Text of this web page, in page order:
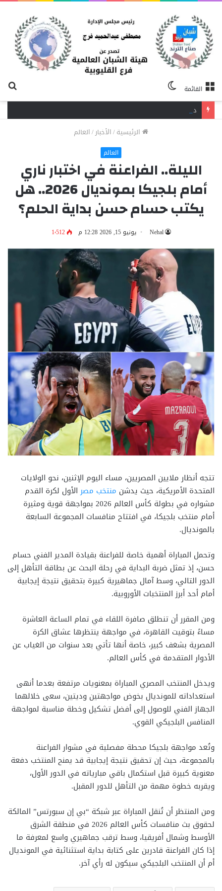
القائمة
المظلم
الرئيسية/الأخبار/العالم
العالم
الليلة.. الفراعنة في اختبار ناري
أمام بلجيكا بمونديال 2026.. هل
يكتب حسام حسن بداية الحلم؟
Nehal يونيو 15, 2026 12:28 م 1٬512
تتجه أنظار ملايين المصريين، مساء اليوم الإثنين، نحو الولايات
المتحدة الأمريكية، حيث يدشن منتخب مصر الأول لكرة القدم
مشواره في بطولة كأس العالم 2026 بمواجهة قوية ومثيرة
أمام منتخب بلجيكا، في افتتاح منافسات المجموعة السابعة
بالمونديال.
وتحمل المباراة أهمية خاصة للفراعنة بقيادة المدير الفني حسام
حسن، إذ تمثل ضربة البداية في رحلة البحث عن بطاقة التأهل إلى
الدور التالي، وسط آمال جماهيرية كبيرة بتحقيق نتيجة إيجابية
أمام أحد أبرز المنتخبات الأوروبية.
ومن المقرر أن تنطلق صافرة اللقاء في تمام الساعة العاشرة
مساءً بتوقيت القاهرة، في مواجهة ينتظرها عشاق الكرة
المصرية بشغف كبير، خاصة أنها تأتي بعد سنوات من الغياب عن
الأدوار المتقدمة في كأس العالم.
ويدخل المنتخب المصري المباراة بمعنويات مرتفعة بعدما أنهى
استعداداته للمونديال بخوض مواجهتين وديتين، سعى خلالهما
الجهاز الفني للوصول إلى أفضل تشكيل وخطة مناسبة لمواجهة
المنافس البلجيكي القوي.
وتُعد مواجهة بلجيكا محطة مفصلية في مشوار الفراعنة
بالمجموعة، حيث إن تحقيق نتيجة إيجابية قد يمنح المنتخب دفعة
معنوية كبيرة قبل استكمال باقي مبارياته في الدور الأول،
ويقربه خطوة مهمة من التأهل للدور المقبل.
ومن المنتظر أن تُنقل المباراة عبر شبكة “بي إن سبورتس” المالكة
لحقوق بث منافسات كأس العالم 2026 في منطقة الشرق
الأوسط وشمال أفريقيا، وسط ترقب جماهيري واسع لمعرفة ما
إذا كان الفراعنة قادرين على كتابة بداية استثنائية في المونديال
أم أن المنتخب البلجيكي سيكون له رأي آخر.